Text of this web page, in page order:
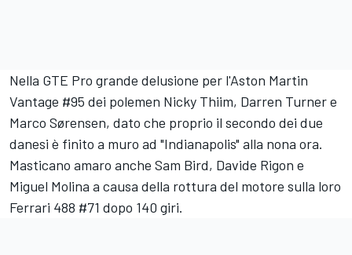
Nella GTE Pro grande delusione per l'Aston Martin
Vantage #95 dei polemen Nicky Thiim, Darren Turner e
Marco Sørensen, dato che proprio il secondo dei due
danesi è finito a muro ad "Indianapolis" alla nona ora.
Masticano amaro anche Sam Bird, Davide Rigon e
Miguel Molina a causa della rottura del motore sulla loro
Ferrari 488 #71 dopo 140 giri.